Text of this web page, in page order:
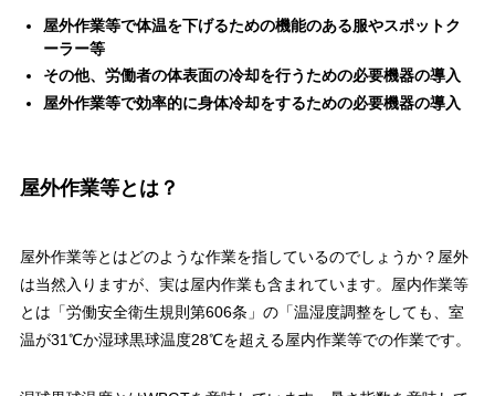
屋外作業等で体温を下げるための機能のある服やスポットク
ーラー等
その他、労働者の体表面の冷却を行うための必要機器の導入
屋外作業等で効率的に身体冷却をするための必要機器の導入
屋外作業等とは？
屋外作業等とはどのような作業を指しているのでしょうか？屋外
は当然入りますが、実は屋内作業も含まれています。屋内作業等
とは「労働安全衛生規則第606条」の「温湿度調整をしても、室
温が31℃か湿球黒球温度28℃を超える屋内作業等での作業です。